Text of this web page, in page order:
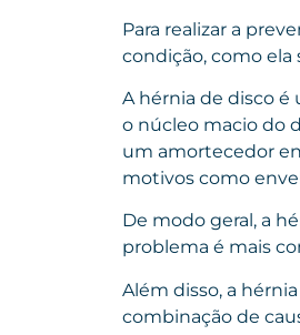
Para realizar a
condição, como ela
A hérnia de disco é
o núcleo macio do
um amortecedor
motivos como
De modo geral, a
problema é mais
Além disso, a
combinação de